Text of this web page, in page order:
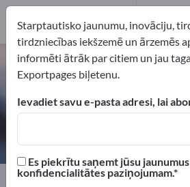
Silikona hermētiķi –
ražotājus un
Exportpages Ķīmija un farmācija
Starptautisko jaunumu, inovāciju,
tirdzniecības iekšzemē un ārzemēs
informēti ātrāk par citiem un jau
Exportpages biļetenu.
Ievadiet savu e-pasta adresi, lai
Es piekrītu saņemt jūsu
konfidencialitātes paziņojumam.